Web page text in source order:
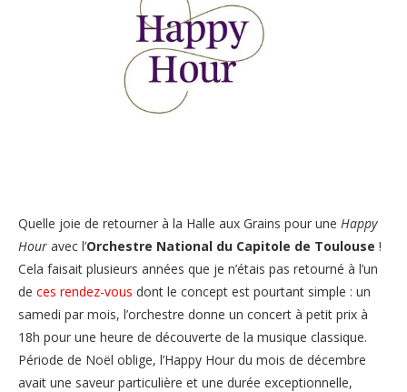
Quelle joie de retourner à la Halle aux Grains pour une Happy
Hour avec l’Orchestre National du Capitole de Toulouse !
Cela faisait plusieurs années que je n’étais pas retourné à l’un
de ces rendez-vous dont le concept est pourtant simple : un
samedi par mois, l’orchestre donne un concert à petit prix à
18h pour une heure de découverte de la musique classique.
Période de Noël oblige, l’Happy Hour du mois de décembre
avait une saveur particulière et une durée exceptionnelle,